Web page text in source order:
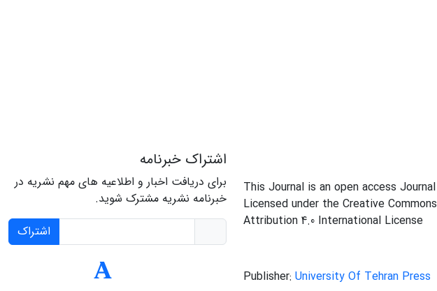
This Journal is an open access Journal
Licensed under the Creative Commons
Attribution 4.0 International License
Publisher: University Of Tehran Press
اشتراک خبرنامه
برای دریافت اخبار و اطلاعیه های مهم نشریه در
خبرنامه نشریه مشترک شوید.
اشتراک